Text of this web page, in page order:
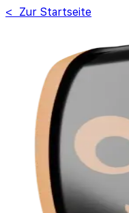
< Zur Startseite